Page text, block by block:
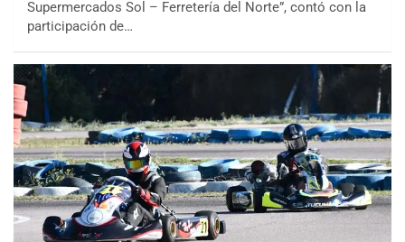
Supermercados Sol – Ferretería del Norte”, contó con la
participación de…